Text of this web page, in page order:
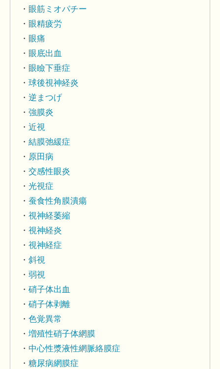
眼筋ミオパチー
眼精疲労
眼痛
眼底出血
眼瞼下垂症
球後視神経炎
逆まつげ
強膜炎
近視
結膜弛緩症
原田病
交感性眼炎
光視症
蚕食性角膜潰瘍
視神経萎縮
視神経炎
視神経症
斜視
弱視
硝子体出血
硝子体剥離
色覚異常
増殖性硝子体網膜
中心性漿液性網脈絡膜症
糖尿病網膜症